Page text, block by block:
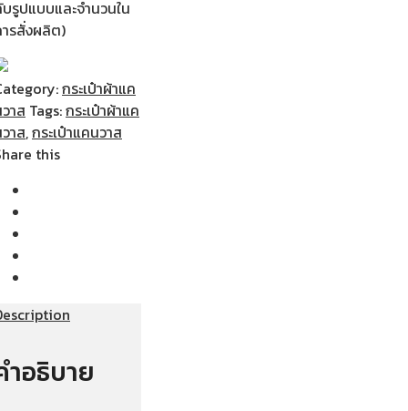
รูปแบบและจำนวนใน
รสั่งผลิต)
กระเป๋าผ้าแค
าส Tags:กระเป๋าผ้าแค
าส,กระเป๋าแคนวาส
this
ำอธิบาย